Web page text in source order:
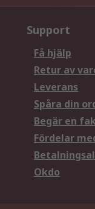
Support
Få hjälp
Retur av
Leverans
Spåra din
Begär en
Fördelar
Okdo